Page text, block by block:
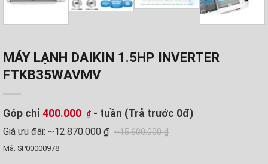
MÁY LẠNH DAIKIN 1.5HP INVERTER
FTKB35WAVMV
Góp chỉ 400.000 ₫ - tuần (Trả trước 0đ)
Giá ưu đãi: ~12.870.000 ₫ ~15.600.000 ₫
Mã: SP00000978